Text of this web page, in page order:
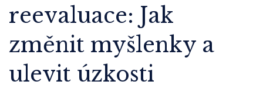
reevaluace: Jak
změnit myšlenky a
ulevit úzkosti